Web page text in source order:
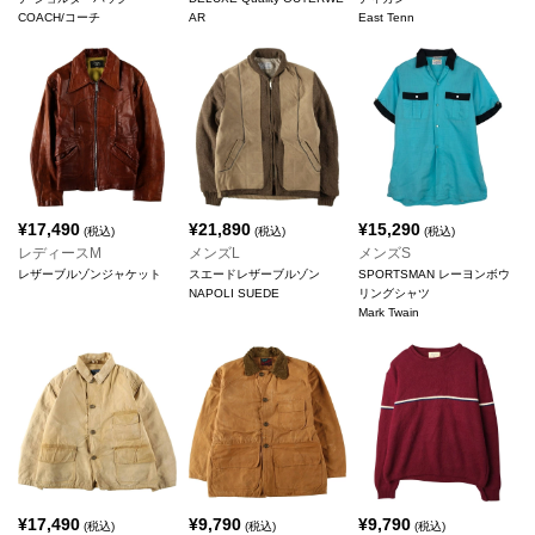
COACH/コーチ
AR
East Tenn
¥17,490 (税込)
レディースM
レザーブルゾンジャケット
¥21,890(税込)
メンズL
スエードレザーブルゾン
NAPOLI SUEDE
¥15,290 (税込)
メンズS
SPORTSMAN レーヨンボウ
リングシャツ
Mark Twain
¥17,490 (税込) ¥9,790(税込) ¥9,790 (税込)